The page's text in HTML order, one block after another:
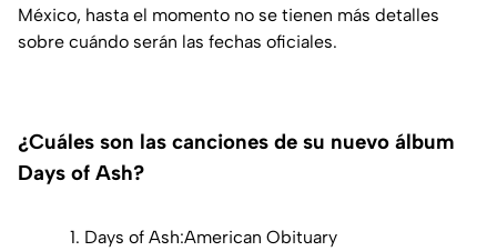
México, hasta el momento no se tienen más detalles
sobre cuándo serán las fechas oficiales.
¿Cuáles son las canciones de su nuevo álbum
Days of Ash?
Days of Ash:American Obituary